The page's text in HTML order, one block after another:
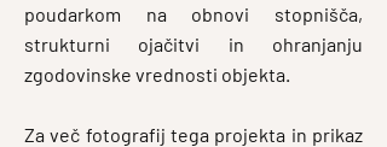
poudarkom na obnovi stopnišča,
strukturni ojačitvi in ohranjanju
zgodovinske vrednosti objekta.
Za več fotografij tega projekta in prikaz